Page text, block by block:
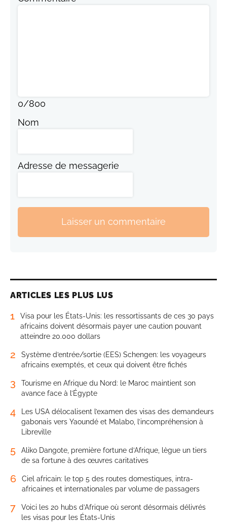
0/800
Nom
Adresse de messagerie
Laisser un commentaire
ARTICLES LES PLUS LUS
1
Visa pour les États-Unis: les ressortissants de ces 30 pays
africains doivent désormais payer une caution pouvant
atteindre 20.000 dollars
2
Système d’entrée/sortie (EES) Schengen: les voyageurs
africains exemptés, et ceux qui doivent être fichés
3
Tourisme en Afrique du Nord: le Maroc maintient son
avance face à l’Égypte
4
Les USA délocalisent l’examen des visas des demandeurs
gabonais vers Yaoundé et Malabo, l’incompréhension à
Libreville
5
Aliko Dangote, première fortune d’Afrique, lègue un tiers
de sa fortune à des œuvres caritatives
6
Ciel africain: le top 5 des routes domestiques, intra-
africaines et internationales par volume de passagers
7
Voici les 20 hubs d’Afrique où seront désormais délivrés
les visas pour les États-Unis